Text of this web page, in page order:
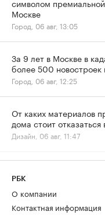
символом
Москве
Город, 06 авг, 13:05
За 9 лет в Москве в
более 500 новостроек
Город, 06 авг, 12:25
От каких материалов
дома стоит
Дизайн, 06 авг, 11:47
ремонте офисов
изначальный бюджет
Отрасль, 06 авг, 10:00
РБК
О компании
Контактная информация